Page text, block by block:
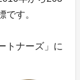
です。
トナーズ」に